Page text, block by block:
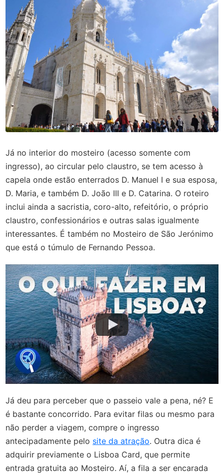
Já no interior do mosteiro (acesso somente com
ingresso), ao circular pelo claustro, se tem acesso à
capela onde estão enterrados D. Manuel I e sua esposa,
D. Maria, e também D. João III e D. Catarina. O roteiro
inclui ainda a sacristia, coro-alto, refeitório, o próprio
claustro, confessionários e outras salas igualmente
interessantes. É também no Mosteiro de São Jerónimo
que está o túmulo de Fernando Pessoa.
Já deu para perceber que o passeio vale a pena, né? E
é bastante concorrido. Para evitar filas ou mesmo para
não perder a viagem, compre o ingresso
antecipadamente pelo site da atração. Outra dica é
adquirir previamente o Lisboa Card, que permite
entrada gratuita ao Mosteiro. Aí, a fila a ser encarada